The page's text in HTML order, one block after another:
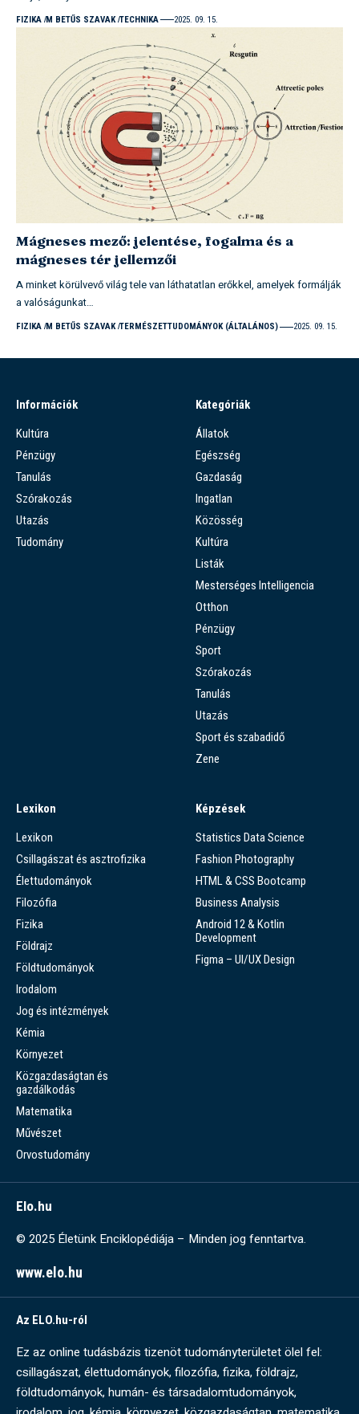
FIZIKA M BETŰS SZAVAK TECHNIKA 2025. 09. 15.
Mágneses mező: jelentése, fogalma és a
mágneses tér jellemzői
A minket körülvevő világ tele van láthatatlan erőkkel, amelyek formálják
a valóságunkat…
FIZIKA M BETŰS SZAVAK TERMÉSZETTUDOMÁNYOK (ÁLTALÁNOS) 2025. 09. 15.
Információk
Kultúra
Pénzügy
Tanulás
Szórakozás
Utazás
Tudomány
Kategóriák
Állatok
Egészség
Gazdaság
Ingatlan
Közösség
Kultúra
Listák
Mesterséges Intelligencia
Otthon
Pénzügy
Sport
Szórakozás
Tanulás
Utazás
Sport és szabadidő
Zene
Lexikon
Lexikon
Csillagászat és asztrofizika
Élettudományok
Filozófia
Fizika
Földrajz
Földtudományok
Irodalom
Jog és intézmények
Kémia
Környezet
Közgazdaságtan és
gazdálkodás
Matematika
Művészet
Orvostudomány
Képzések
Statistics Data Science
Fashion Photography
HTML & CSS Bootcamp
Business Analysis
Android 12 & Kotlin
Development
Figma – UI/UX Design
Elo.hu
© 2025 Életünk Enciklopédiája – Minden jog fenntartva.
www.elo.hu
Az ELO.hu-ról
Ez az online tudásbázis tizenöt tudományterületet ölel fel:
csillagászat, élettudományok, filozófia, fizika, földrajz,
földtudományok, humán- és társadalomtudományok,